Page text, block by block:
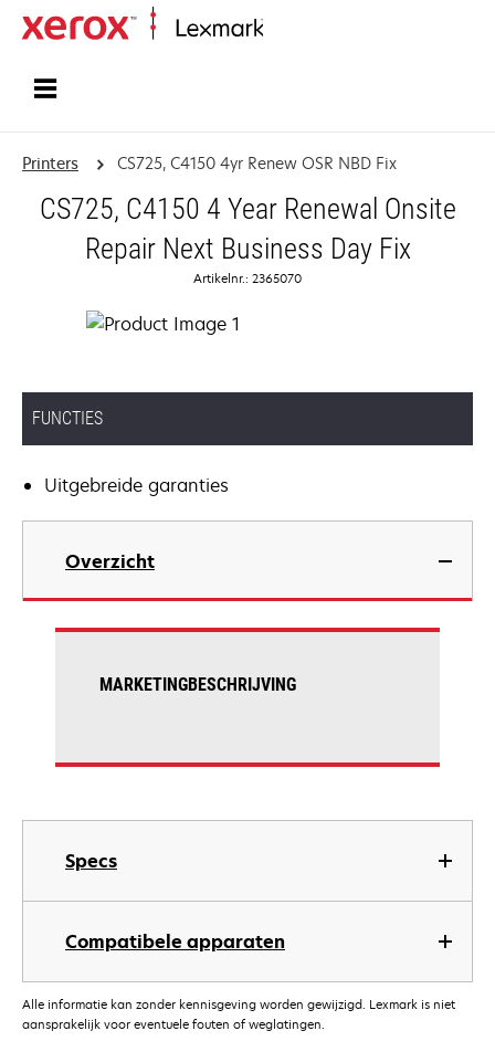
Printers CS725, C4150 4yr Renew OSR NBD Fix
CS725, C4150 4 Year Renewal Onsite
Repair Next Business Day Fix
Artikelnr.: 2365070
FUNCTIES
Uitgebreide garanties
Overzicht
Specs
Compatibele apparaten
MARKETINGBESCHRIJVING
Alle informatie kan zonder kennisgeving worden gewijzigd. Lexmark is niet
aansprakelijk voor eventuele fouten of weglatingen.